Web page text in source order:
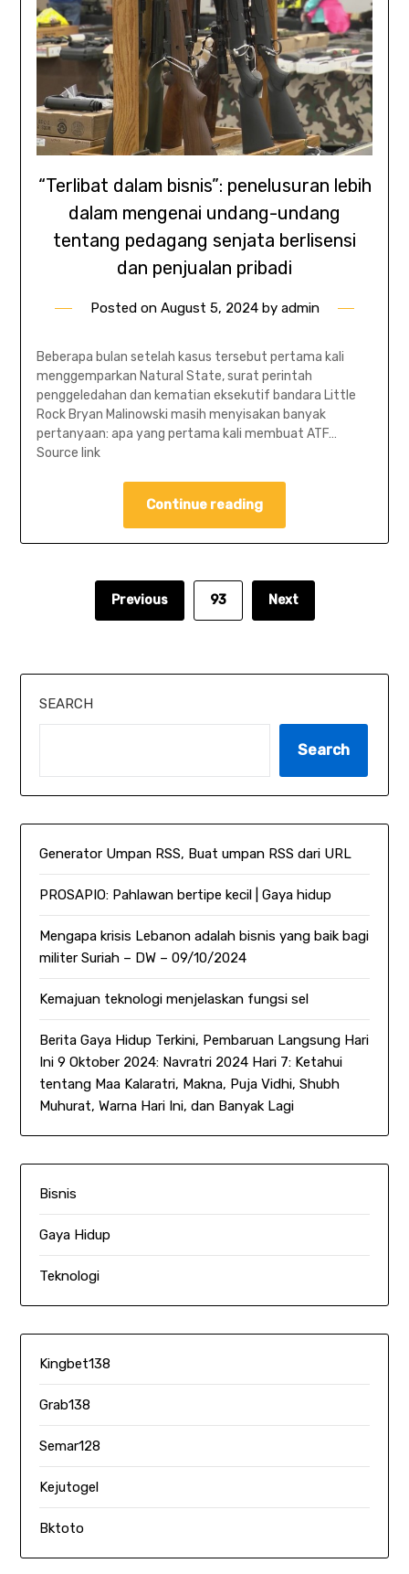
“Terlibat dalam bisnis”: penelusuran lebih
dalam mengenai undang-undang
tentang pedagang senjata berlisensi
dan penjualan pribadi
Posted on August 5, 2024by admin
Beberapa bulan setelah kasus tersebut pertama kali
menggemparkan Natural State, surat perintah
penggeledahan dan kematian eksekutif bandara Little
Rock Bryan Malinowski masih menyisakan banyak
pertanyaan: apa yang pertama kali membuat ATF…
Source link
Continue reading
Previous 93 Next
SEARCH
Search
Generator Umpan RSS, Buat umpan RSS dari URL
PROSAPIO: Pahlawan bertipe kecil | Gaya hidup
Mengapa krisis Lebanon adalah bisnis yang baik bagi
militer Suriah – DW – 09/10/2024
Kemajuan teknologi menjelaskan fungsi sel
Berita Gaya Hidup Terkini, Pembaruan Langsung Hari
Ini 9 Oktober 2024: Navratri 2024 Hari 7: Ketahui
tentang Maa Kalaratri, Makna, Puja Vidhi, Shubh
Muhurat, Warna Hari Ini, dan Banyak Lagi
Bisnis
Gaya Hidup
Teknologi
Kingbet138
Grab138
Semar128
Kejutogel
Bktoto